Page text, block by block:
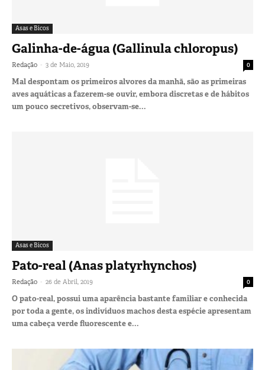
Asas e Bicos
Galinha-de-água (Gallinula chloropus)
Redação - 3 de Maio, 2019 0
Mal despontam os primeiros alvores da manhã, são as primeiras
aves aquáticas a fazerem-se ouvir, embora discretas e de hábitos
um pouco secretivos, observam-se...
Asas e Bicos
Pato-real (Anas platyrhynchos)
Redação - 26 de Abril, 2019 0
O pato-real, possui uma aparência bastante familiar e conhecida
por toda a gente, os indivíduos machos desta espécie apresentam
uma cabeça verde fluorescente e...